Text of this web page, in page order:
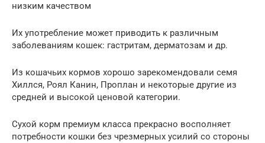
низким качеством
Их употребление может приводить к различным
заболеваниям кошек: гастритам, дерматозам и др.
Из кошачьих кормов хорошо зарекомендовали семя
Хиллся, Роял Канин, Проплан и некоторые другие из
средней и высокой ценовой категории.
Сухой корм премиум класса прекрасно восполняет
потребности кошки без чрезмерных усилий со стороны